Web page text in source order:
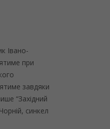
Івано-
при
завдяки
“Західний
синкел